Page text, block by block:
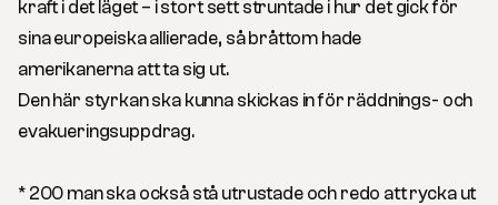
kraft i det läget – i stort sett struntade i hur det gick för
sina europeiska allierade, så bråttom hade
amerikanerna att ta sig ut.
Den här styrkan ska kunna skickas in för räddnings- och
evakueringsuppdrag.
* 200 man ska också stå utrustade och redo att rycka ut